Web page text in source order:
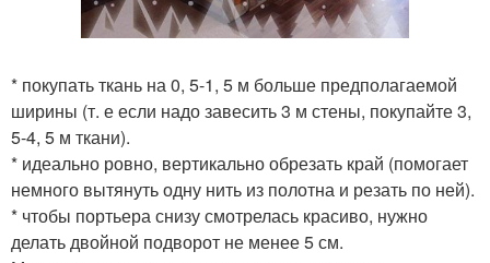
* покупать ткань на 0, 5-1, 5 м больше предполагаемой
ширины (т. е если надо завесить 3 м стены, покупайте 3,
5-4, 5 м ткани).
* идеально ровно, вертикально обрезать край (помогает
немного вытянуть одну нить из полотна и резать по ней).
* чтобы портьера снизу смотрелась красиво, нужно
делать двойной подворот не менее 5 см.